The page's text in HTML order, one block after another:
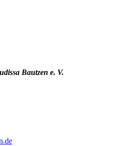
Bautzen e. V.